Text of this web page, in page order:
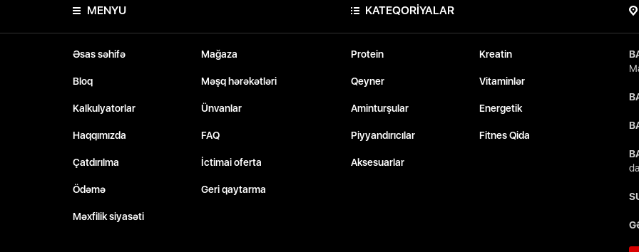
MENYU
Əsas səhifə Mağaza
Bloq Məşq hərəkətləri
Kalkulyatorlar Ünvanlar
Haqqımızda FAQ
Çatdırılma İctimai oferta
Ödəmə Geri qaytarma
Məxfilik siyasəti
KATEQORİYALAR
Protein Kreatin
Qeyner Vitaminlər
Aminturşular Energetik
Piyyandırıcılar Fitnes Qida
Aksesuarlar